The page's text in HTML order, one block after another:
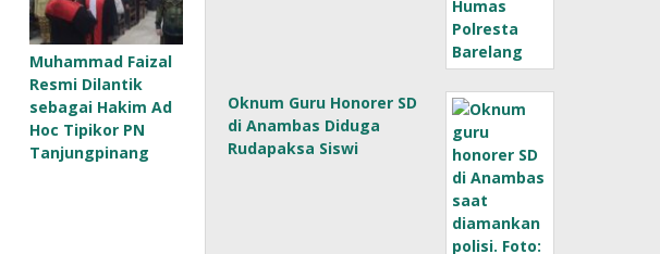
Muhammad Faizal
Resmi Dilantik
sebagai Hakim Ad
Hoc Tipikor PN
Tanjungpinang
Oknum Guru Honorer SD
di Anambas Diduga
Rudapaksa Siswi